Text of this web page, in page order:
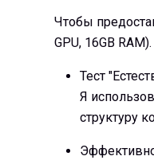
Чтобы
GPU, 16GB
Тест
Я
структуру